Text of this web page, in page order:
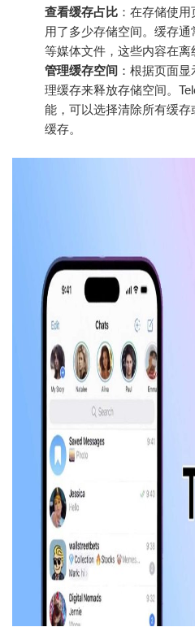
查看缓存占比 ：在存储使
用了多少存储空间。缓存
等媒体文件，这些内容在离
管理缓存空间 ：根据页面
理缓存来释放存储空间。
能，可以选择清除所有缓
缓存。